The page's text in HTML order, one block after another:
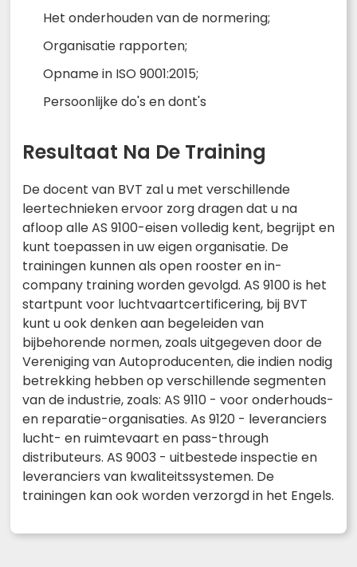
Het onderhouden van de normering;
Organisatie rapporten;
Opname in ISO 9001:2015;
Persoonlijke do's en dont's
Resultaat Na De Training
De docent van BVT zal u met verschillende
leertechnieken ervoor zorg dragen dat u na
afloop alle AS 9100-eisen volledig kent, begrijpt en
kunt toepassen in uw eigen organisatie. De
trainingen kunnen als open rooster en in-
company training worden gevolgd. AS 9100 is het
startpunt voor luchtvaartcertificering, bij BVT
kunt u ook denken aan begeleiden van
bijbehorende normen, zoals uitgegeven door de
Vereniging van Autoproducenten, die indien nodig
betrekking hebben op verschillende segmenten
van de industrie, zoals: AS 9110 - voor onderhouds-
en reparatie-organisaties. As 9120 - leveranciers
lucht- en ruimtevaart en pass-through
distributeurs. AS 9003 - uitbestede inspectie en
leveranciers van kwaliteitssystemen. De
trainingen kan ook worden verzorgd in het Engels.